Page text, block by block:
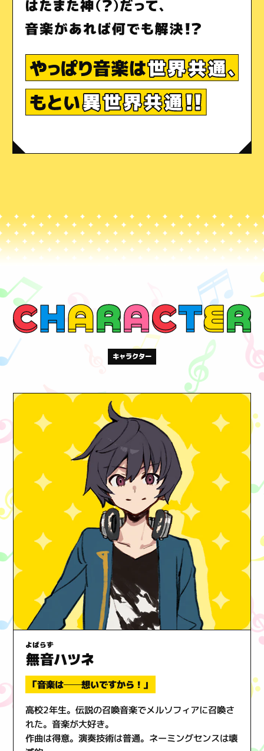
キャラクター
無音
よばらず
ハツネ
「音楽は──想いですから！」
高校2年生。伝説の召喚音楽でメルソフィアに召喚さ
れた。音楽が大好き。
作曲は得意。演奏技術は普通。ネーミングセンスは壊